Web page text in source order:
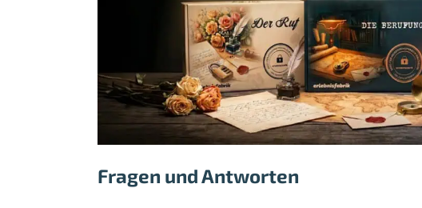
Fragen und Antworten